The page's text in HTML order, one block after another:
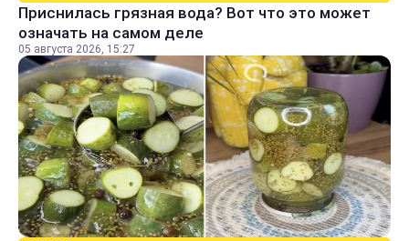
Приснилась грязная вода? Вот что это может
означать на самом деле
05 августа 2026, 15:27